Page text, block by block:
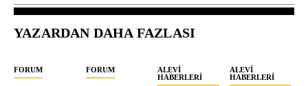
YAZARDAN DAHA FAZLASI
FORUM FORUM
ALEVI
HABERLERI
ALEVI
HABERLERI